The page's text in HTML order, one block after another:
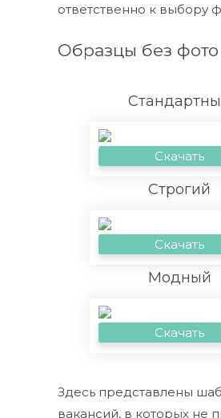
ответственно к выбору
Образцы без фото
Скачать
Строгий
Скачать
Модный
Скачать
Здесь представлены
вакансий, в которых не